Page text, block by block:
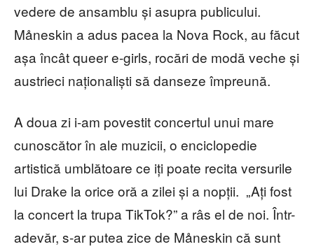
vedere de ansamblu și asupra publicului.
Måneskin a adus pacea la Nova Rock, au făcut
așa încât queer e-girls, rocări de modă veche și
austrieci naționaliști să danseze împreună.
A doua zi i-am povestit concertul unui mare
cunoscător în ale muzicii, o enciclopedie
artistică umblătoare ce iți poate recita versurile
lui Drake la orice oră a zilei și a nopții. „Ați fost
la concert la trupa TikTok?” a râs el de noi. Într-
adevăr, s-ar putea zice de Måneskin că sunt